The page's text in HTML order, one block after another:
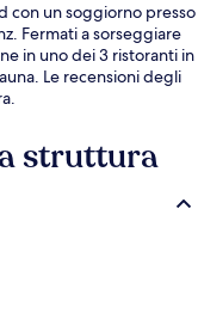
con un soggiorno presso
Fermati a sorseggiare
in uno dei 3 ristoranti in
Le recensioni degli
struttura